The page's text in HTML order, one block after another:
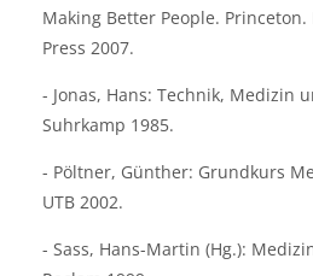
Making Better People.
Press 2007.
- Jonas, Hans: Technik, Medizin
Suhrkamp 1985.
- Pöltner, Günther: Grundkurs
UTB 2002.
- Sass, Hans-Martin (Hg.):